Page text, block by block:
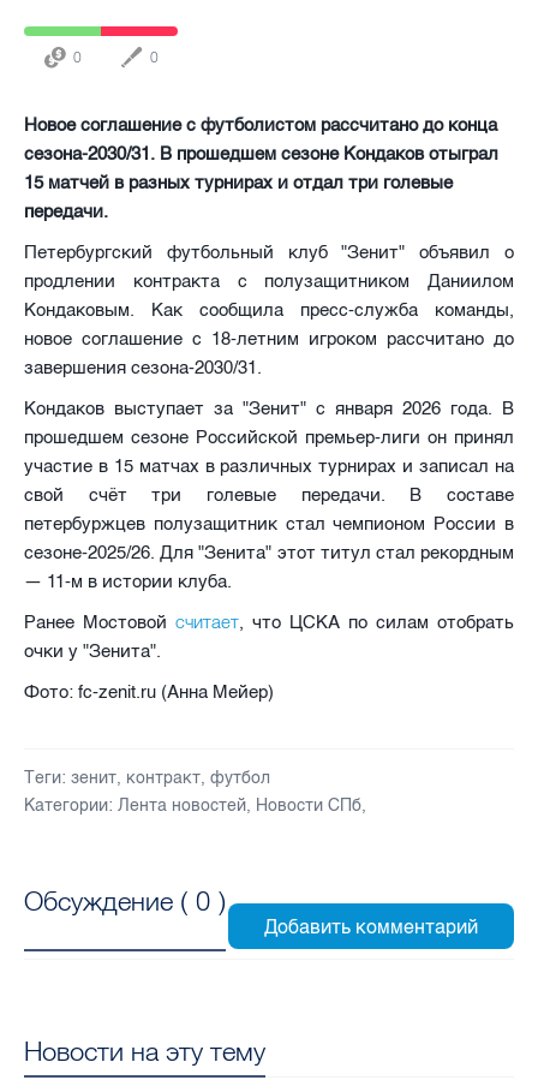
0 0
Новое соглашение с футболистом рассчитано до конца
сезона‑2030/31. В прошедшем сезоне Кондаков отыграл
15 матчей в разных турнирах и отдал три голевые
передачи.
Петербургский футбольный клуб "Зенит" объявил о
продлении контракта с полузащитником Даниилом
Кондаковым. Как сообщила пресс-служба команды,
новое соглашение с 18-летним игроком рассчитано до
завершения сезона‑2030/31.
Кондаков выступает за "Зенит" с января 2026 года. В
прошедшем сезоне Российской премьер-лиги он принял
участие в 15 матчах в различных турнирах и записал на
свой счёт три голевые передачи. В составе
петербуржцев полузащитник стал чемпионом России в
сезоне‑2025/26. Для "Зенита" этот титул стал рекордным
— 11-м в истории клуба.
Ранее Мостовой считает, что ЦСКА по силам отобрать
очки у "Зенита".
Фото: fc-zenit.ru (Анна Мейер)
Теги: зенит, контракт, футбол
Категории: Лента новостей, Новости СПб,
Обсуждение ( 0 )
Новости на эту тему